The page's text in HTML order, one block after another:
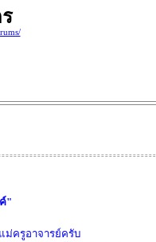
"
ม่ครูอาจารย์ครับ